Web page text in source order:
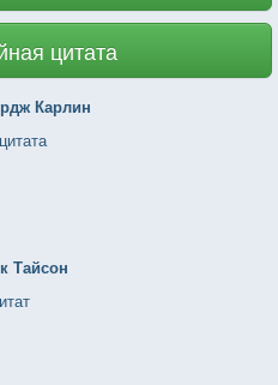
цитата
Карлин
Тайсон